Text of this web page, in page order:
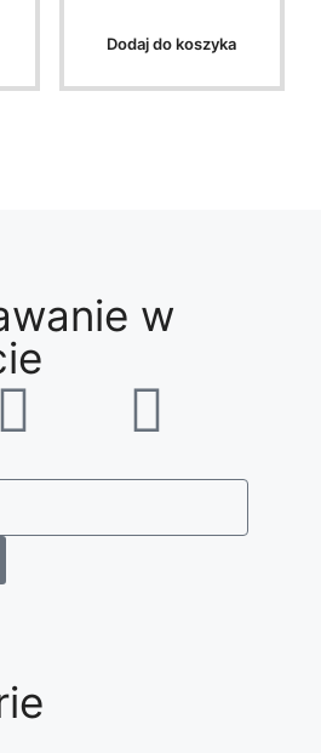
5
Dodaj do koszyka
w